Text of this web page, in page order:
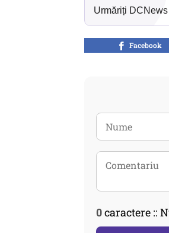
Urmăriți
Facebook
0caractere ::